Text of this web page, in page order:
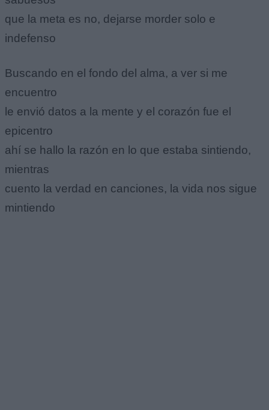
que la meta es no, dejarse morder solo e
indefenso
Buscando en el fondo del alma, a ver si me
encuentro
le envió datos a la mente y el corazón fue el
epicentro
ahí se hallo la razón en lo que estaba sintiendo,
mientras
cuento la verdad en canciones, la vida nos sigue
mintiendo